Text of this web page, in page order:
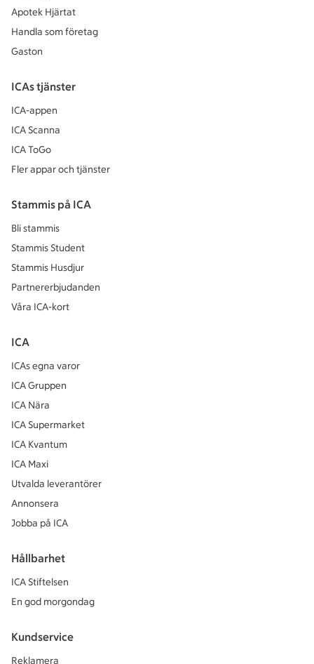
Apotek Hjärtat
Handla som företag
Gaston
ICAs tjänster
ICA-appen
ICA Scanna
ICA ToGo
Fler appar och tjänster
Stammis på ICA
Bli stammis
Stammis Student
Stammis Husdjur
Partnererbjudanden
Våra ICA-kort
ICA
ICAs egna varor
ICA Gruppen
ICA Nära
ICA Supermarket
ICA Kvantum
ICA Maxi
Utvalda leverantörer
Annonsera
Jobba på ICA
Hållbarhet
ICA Stiftelsen
En god morgondag
Kundservice
Reklamera